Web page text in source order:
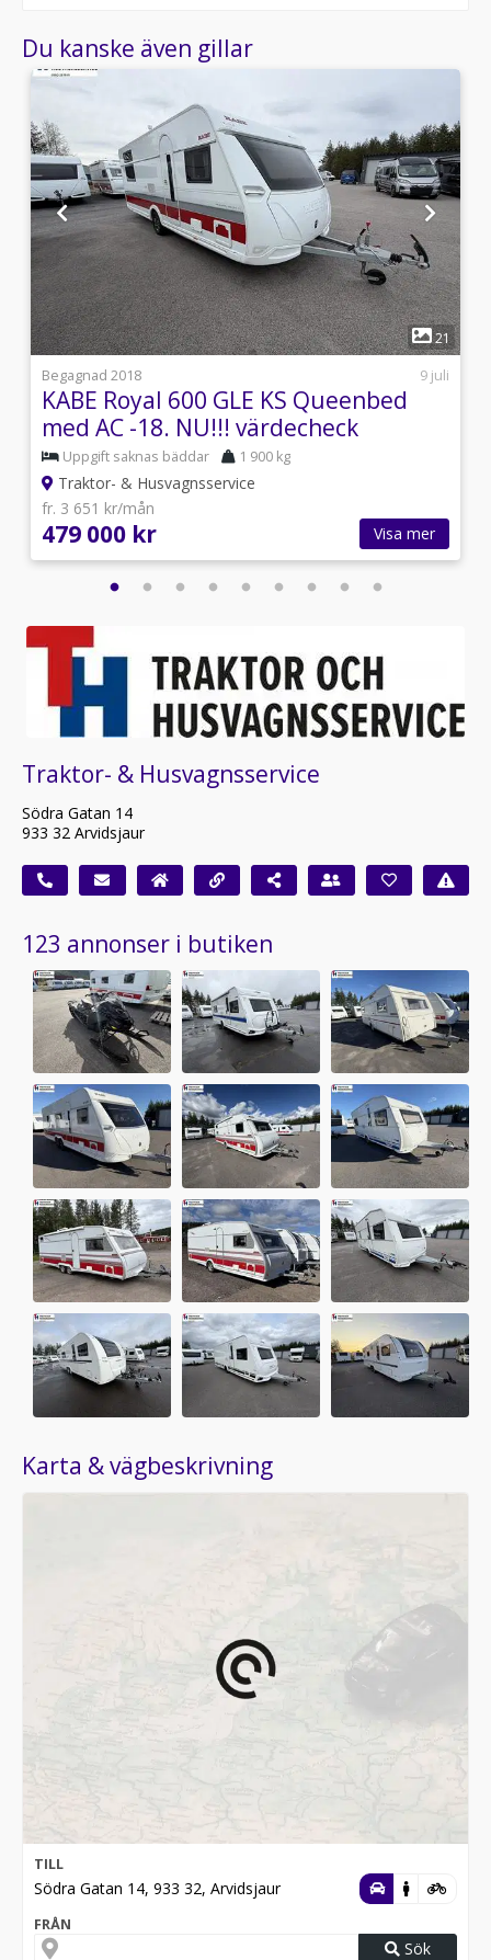
Du kanske även gillar
1
21
Begagnad 2018
9 juli
KABE Royal 600 GLE KS Queenbed
med AC -18. NU!!! värdecheck
15.000kr
Uppgift saknas bäddar 1 900 kg
Traktor- & Husvagnsservice
fr. 3 651 kr/mån
479 000 kr Visa mer
Traktor- & Husvagnsservice
Södra Gatan 14
933 32 Arvidsjaur
123 annonser i butiken
Karta & vägbeskrivning
TILL
Södra Gatan 14, 933 32, Arvidsjaur
FRÅN
Sök